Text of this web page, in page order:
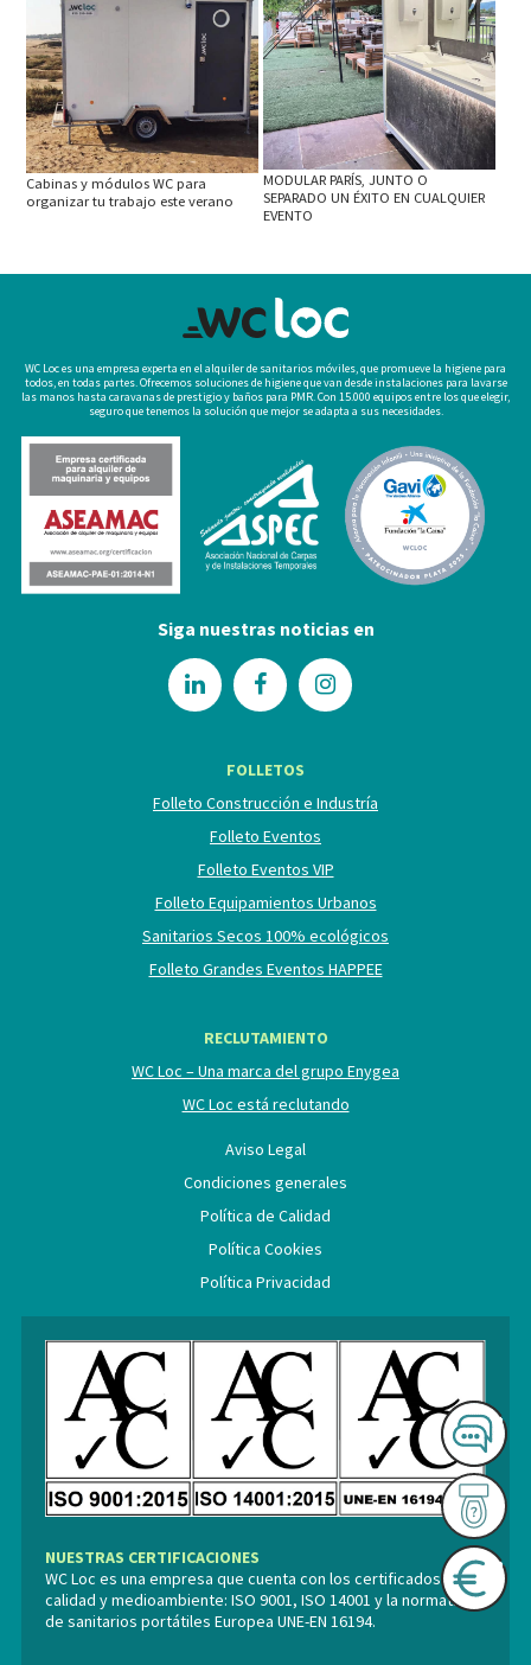
Cabinas y módulos WC para
organizar tu trabajo este verano
MODULAR PARÍS, JUNTO O
SEPARADO UN ÉXITO EN CUALQUIER
EVENTO
WC Loc es una empresa experta en el alquiler de sanitarios móviles, que promueve la higiene para
todos, en todas partes. Ofrecemos soluciones de higiene que van desde instalaciones para lavarse
las manos hasta caravanas de prestigio y baños para PMR. Con 15.000 equipos entre los que elegir,
seguro que tenemos la solución que mejor se adapta a sus necesidades.
Siga nuestras noticias en
FOLLETOS
Folleto Construcción e Industría
Folleto Eventos
Folleto Eventos VIP
Folleto Equipamientos Urbanos
Sanitarios Secos 100% ecológicos
Folleto Grandes Eventos HAPPEE
RECLUTAMIENTO
WC Loc – Una marca del grupo Enygea
WC Loc está reclutando
Aviso Legal
Condiciones generales
Política de Calidad
Política Cookies
Política Privacidad
NUESTRAS CERTIFICACIONES
WC Loc es una empresa que cuenta con los certificados de
calidad y medioambiente: ISO 9001, ISO 14001 y la normativa
de sanitarios portátiles Europea UNE-EN 16194.